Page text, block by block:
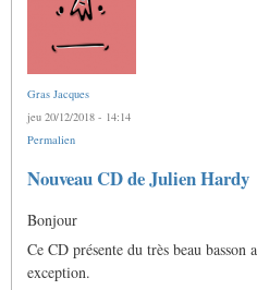
Gras Jacques
jeu 20/12/2018 - 14:14
Permalien
Nouveau CD de Julien Hardy
Bonjour
Ce CD présente du très beau basson
exception.